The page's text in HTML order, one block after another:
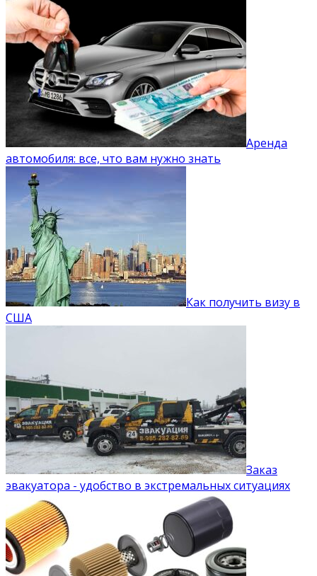
Аренда
автомобиля: все, что вам нужно знать
Как получить визу в
США
Заказ
эвакуатора - удобство в экстремальных ситуациях